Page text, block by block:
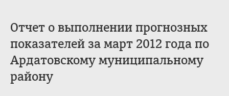
Отчет о выполнении прогнозных
показателей за март 2012 года по
Ардатовскому муниципальному
району